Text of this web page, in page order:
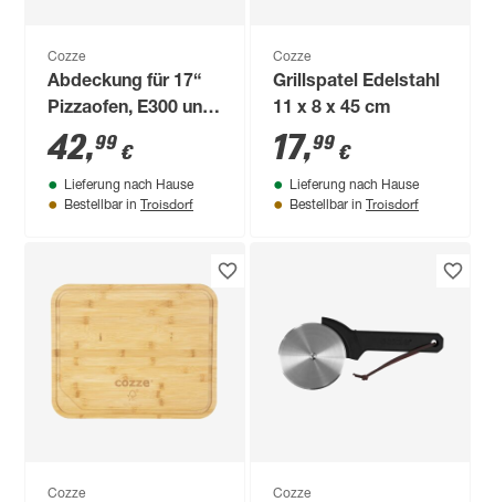
Cozze
Abdeckung für 17“
Pizzaofen, E300 und
500-Serie 180 x 55 x
358 cm
42,99 €
Lieferung nach Hause
Bestellbar in Troisdorf
Cozze
Grillspatel Edelstahl
11 x 8 x 45 cm
17,99 €
Lieferung nach Hause
Bestellbar in Troisdorf
Cozze Cozze